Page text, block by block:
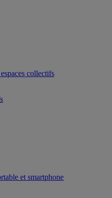
collectifs
et smartphone